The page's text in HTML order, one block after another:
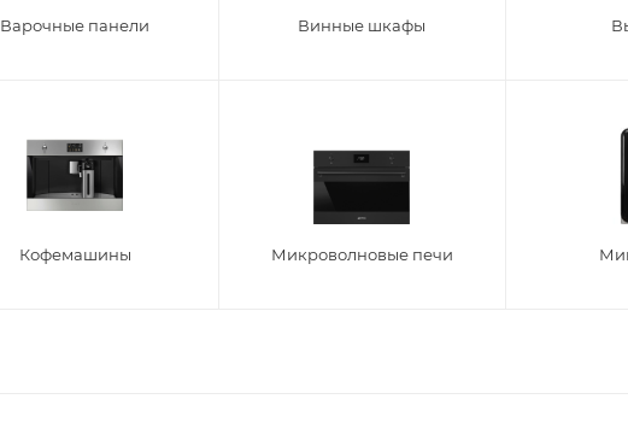
Варочные панели Винные шкафы
Кофемашины Микроволновые печи